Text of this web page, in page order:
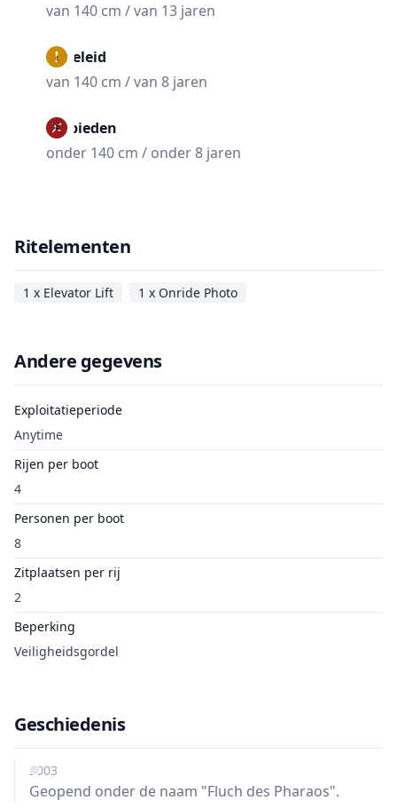
van 140 cm / van 13 jaren
Begeleid
van 140 cm / van 8 jaren
Verbieden
onder 140 cm / onder 8 jaren
Ritelementen
1 x Elevator Lift 1 x Onride Photo
Andere gegevens
Exploitatieperiode
Anytime
Rijen per boot
4
Personen per boot
8
Zitplaatsen per rij
2
Beperking
Veiligheidsgordel
Geschiedenis
2003
Geopend onder de naam "Fluch des Pharaos".